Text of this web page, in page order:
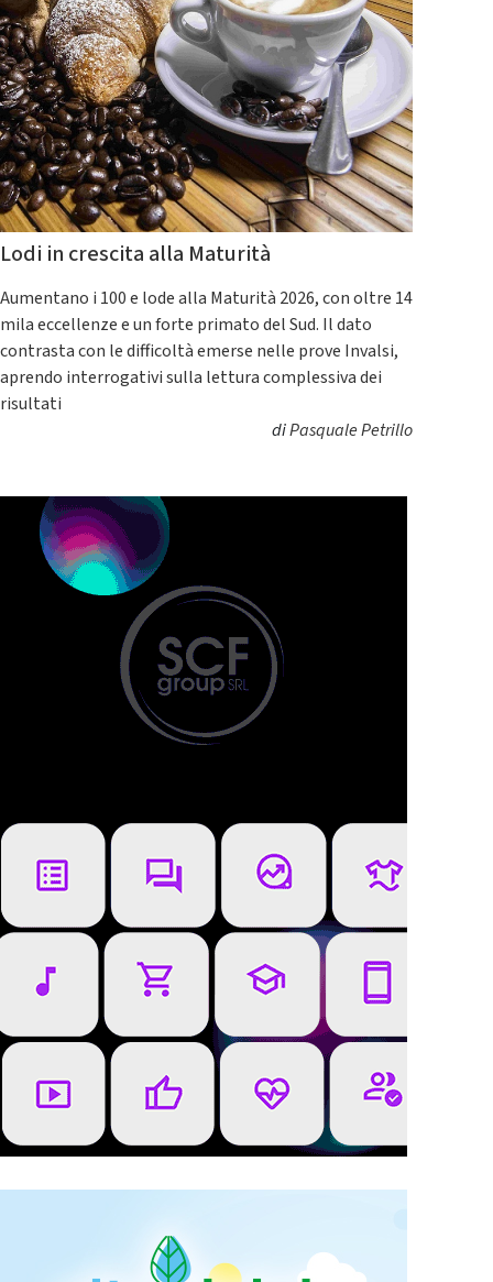
Lodi in crescita alla Maturità
Aumentano i 100 e lode alla Maturità 2026, con oltre 14
mila eccellenze e un forte primato del Sud. Il dato
contrasta con le difficoltà emerse nelle prove Invalsi,
aprendo interrogativi sulla lettura complessiva dei
risultati
diPasquale Petrillo